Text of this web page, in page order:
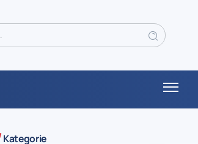
Kategorie